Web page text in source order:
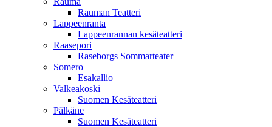
Rauman Teatteri
Lappeenranta
Lappeenrannan kesäteatteri
Raasepori
Raseborgs Sommarteater
Somero
Esakallio
Valkeakoski
Suomen Kesäteatteri
Pälkäne
Suomen Kesäteatteri